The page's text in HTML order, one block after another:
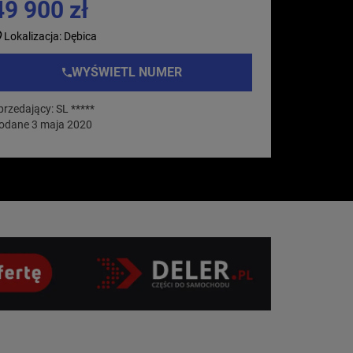
900 zł
Lokalizacja: Dębica
WYŚWIETL NUMER
SL *****
3 maja 2020